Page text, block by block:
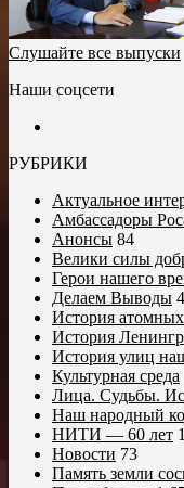
Слушайте все выпуски
Наши соцсети
РУБРИКИ
Актуальное
Амбассадоры
Анонсы 84
Велики силы
Герои нашего
Делаем Выводы 4
История
История
История улиц
Культурная среда
Лица. Судьбы.
Наш народный
НИТИ — 60 лет
Новости 73
Память земли